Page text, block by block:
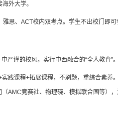
外大学。
思、ACT校内双考点。学生不出校门即可
严谨的校风，实行中西融合的“全人教育”。
践课程+拓展课程，不刷题，重综合素养。
AMC竞赛社、物理碗、模拟联合国等），